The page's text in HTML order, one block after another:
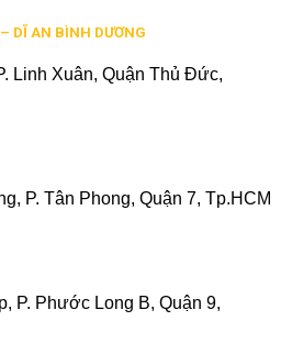
DĨ AN BÌNH DƯƠNG
Linh Xuân, Quận Thủ Đức,
P. Tân Phong, Quận 7, Tp.HCM
P. Phước Long B, Quận 9,